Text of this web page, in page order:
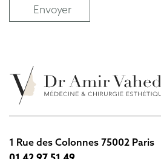
Envoyer
1 Rue des Colonnes 75002 Paris